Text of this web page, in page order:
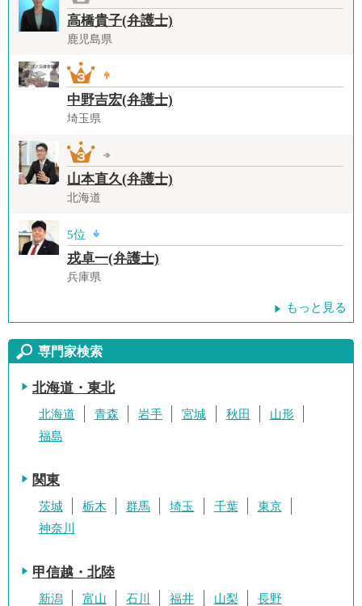
高橋貴子(弁護士)
鹿児島県
中野吉宏(弁護士)
埼玉県
山本直久(弁護士)
北海道
5位
戎卓一(弁護士)
兵庫県
もっと見る
専門家検索
北海道・東北
北海道 青森 岩手 宮城 秋田
山形
福島
関東
茨城 栃木 群馬 埼玉 千葉
東京
神奈川
甲信越・北陸
新潟 富山 石川 福井 山梨 長野